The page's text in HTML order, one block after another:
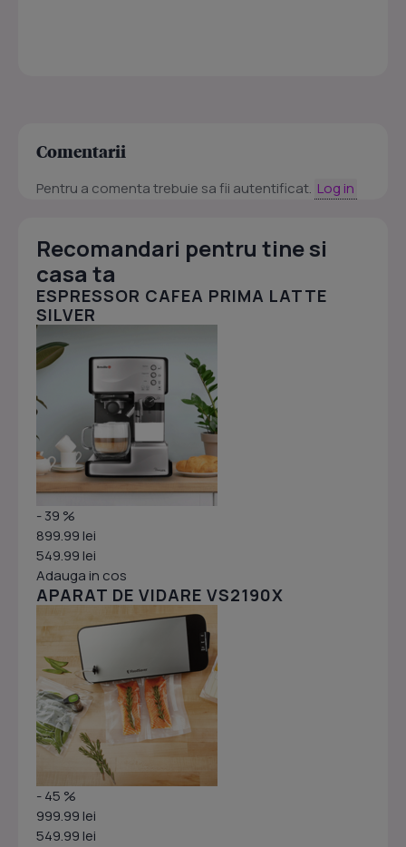
Comentarii
Pentru a comenta trebuie sa fii autentificat. Log in
Recomandari pentru tine si
casa ta
ESPRESSOR CAFEA PRIMA LATTE
SILVER
- 39 %
899.99 lei
549.99 lei
Adauga in cos
APARAT DE VIDARE VS2190X
- 45 %
999.99 lei
549.99 lei